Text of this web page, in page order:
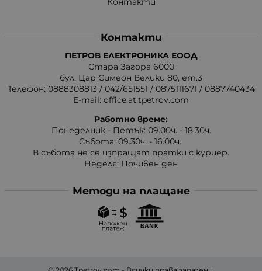
Контакти
ПЕТРОВ ЕЛЕКТРОНИКА ЕООД
Стара Загора 6000
бул. Цар Симеон Велики 80, ет.3
Телефон: 0888308813 / 042/651551 / 0875111671 / 0887740434
E-mail: office:at:tpetrov.com
Работно време:
Понеделник - Петък: 09.00ч. - 18.30ч.
Събота: 09.30ч. - 16.00ч.
В събота не се изпращат пратки с куриер.
Неделя: Почивен ден
Методи на плащане